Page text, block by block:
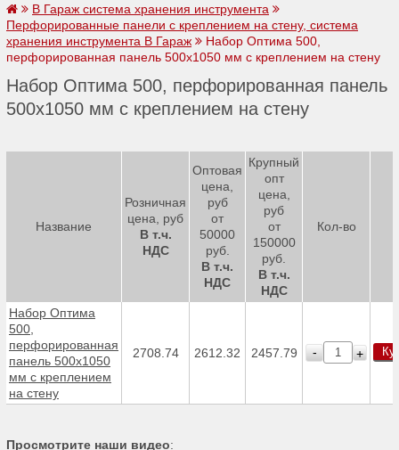
В Гараж система хранения инструмента
Перфорированные панели с креплением на стену, система
хранения инструмента В Гараж
Набор Оптима 500,
перфорированная панель 500х1050 мм с креплением на стену
Набор Оптима 500, перфорированная панель
500х1050 мм с креплением на стену
Название
Розничная
цена, руб
В т.ч.
НДС
Оптовая
цена,
руб
от
50000
руб.
В т.ч.
НДС
Крупный
опт
цена,
руб
от
150000
руб.
В т.ч.
НДС
Кол-во
Набор Оптима
500,
перфорированная
панель 500х1050
мм с креплением
на стену
2708.74 2612.32 2457.79 - +
Просмотрите наши видео: